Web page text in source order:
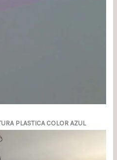
PLASTICA COLOR AZUL